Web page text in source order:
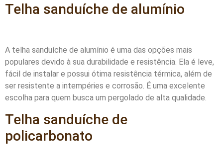
Telha sanduíche de alumínio
A telha sanduíche de alumínio é uma das opções mais
populares devido à sua durabilidade e resistência. Ela é leve,
fácil de instalar e possui ótima resistência térmica, além de
ser resistente a intempéries e corrosão. É uma excelente
escolha para quem busca um pergolado de alta qualidade.
Telha sanduíche de
policarbonato